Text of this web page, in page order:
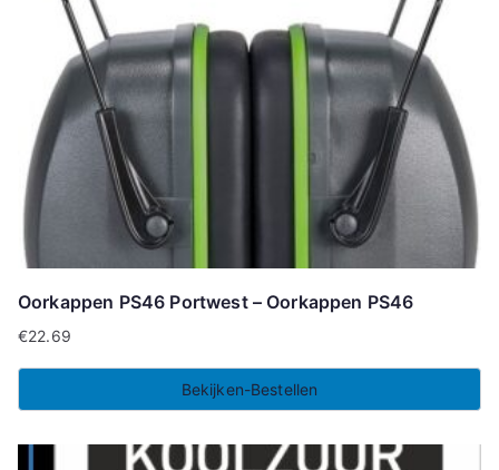
Oorkappen PS46 Portwest – Oorkappen PS46
€22.69
Bekijken-Bestellen